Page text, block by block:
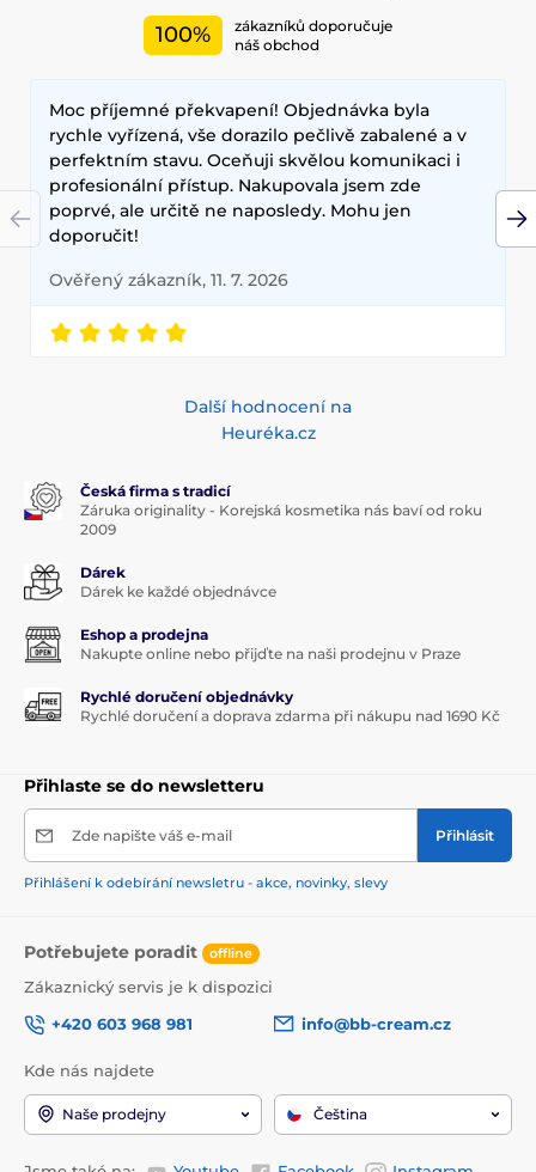
100%
zákazníků doporučuje
náš obchod
Moc příjemné překvapení! Objednávka byla
rychle vyřízená, vše dorazilo pečlivě zabalené a v
perfektním stavu. Oceňuji skvělou komunikaci i
profesionální přístup. Nakupovala jsem zde
poprvé, ale určitě ne naposledy. Mohu jen
doporučit!
Ověřený zákazník, 11. 7. 2026
Další hodnocení na
Heuréka.cz
Česká firma s tradicí
Záruka originality - Korejská kosmetika nás baví od roku
2009
Dárek
Dárek ke každé objednávce
Eshop a prodejna
Nakupte online nebo přijďte na naši prodejnu v Praze
Rychlé doručení objednávky
Rychlé doručení a doprava zdarma při nákupu nad 1690 Kč
Přihlaste se do newsletteru
Zde napište váš e-mail Přihlásit
Přihlášení k odebírání newsletru - akce, novinky, slevy
Potřebujete poradit offline
Zákaznický servis je k dispozici
+420 603 968 981
info@bb-cream.cz
Kde nás najdete
Naše prodejny Čeština